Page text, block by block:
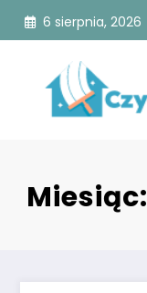
Skip
6 sierpnia, 2026
Miesiąc: